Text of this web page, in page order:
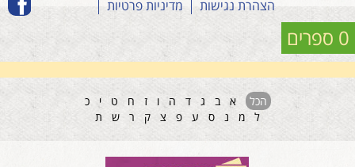
הצהרת נגישות
מדיניות פרטיות
0 ספרים
הכל א ב ג ד ה ו ז ח ט י
כ
ל
מ נ ס ע פ צ ק ר ש ת